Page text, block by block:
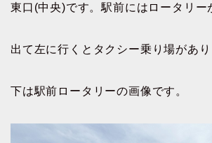
東口(中央)です。駅前にはロータリー
出て左に行くとタクシー乗り場があり
下は駅前ロータリーの画像です。